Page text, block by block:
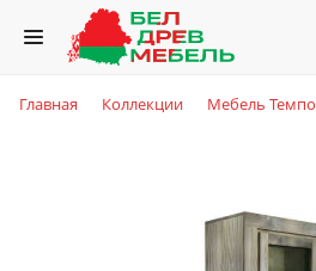
Главная Коллекции Мебель Темпо